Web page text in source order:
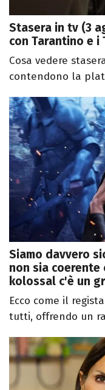
Stasera in tv (3
con Tarantino e i
Cosa vedere
contendono la
Siamo davvero
non sia coerente
kolossal c'è un
Ecco come il
tutti, offrendo un